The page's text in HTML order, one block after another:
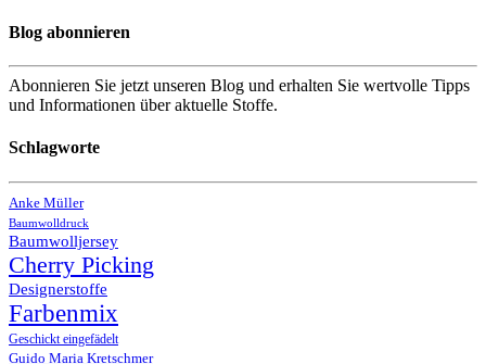
Blog abonnieren
Abonnieren Sie jetzt unseren Blog und erhalten Sie wertvolle Tipps
und Informationen über aktuelle Stoffe.
Schlagworte
Anke Müller
Baumwolldruck
Baumwolljersey
Cherry Picking
Designerstoffe
Farbenmix
Geschickt eingefädelt
Guido Maria Kretschmer